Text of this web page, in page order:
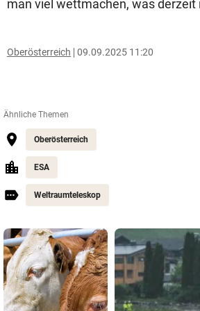
man viel wettmachen, was
Oberösterreich 09.09.2025 11:20
Ähnliche Themen
Oberösterreich
ESA
Weltraumteleskop